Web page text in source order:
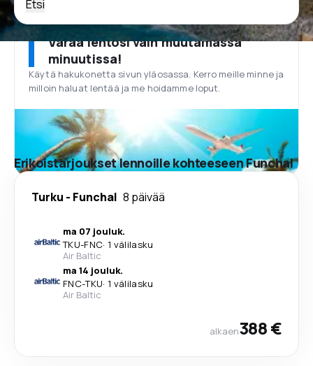
Etsi
Varaa lentosi vain muutamassa
minuutissa!
Käytä hakukonetta sivun yläosassa. Kerro meille minne ja
milloin haluat lentää ja me hoidamme loput.
Erikoistarjoukset lennoille kohteeseen Funchal
Turku - Funchal 8 päivää
ma 07 jouluk.
TKU-FNC· 1 välilasku
Air Baltic
ma 14 jouluk.
FNC-TKU· 1 välilasku
Air Baltic
alkaen388 €